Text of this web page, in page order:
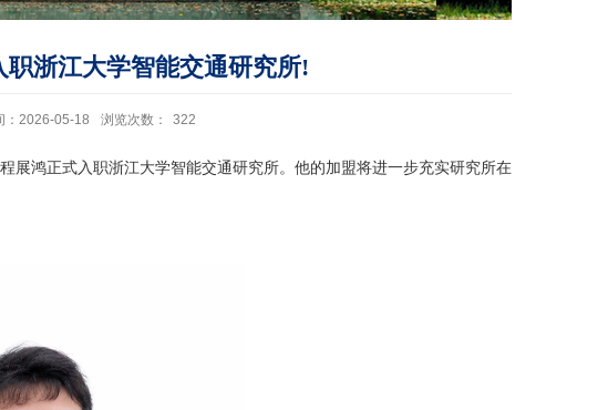
浙江大学智能交通研究所!
：2026-05-18 浏览次数： 322
展鸿正式入职浙江大学智能交通研究所。他的加盟将进一步充实研究所在